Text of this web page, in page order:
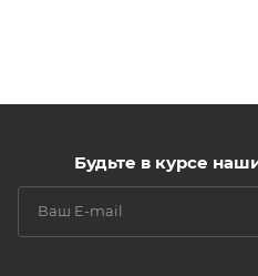
Будьте в курсе